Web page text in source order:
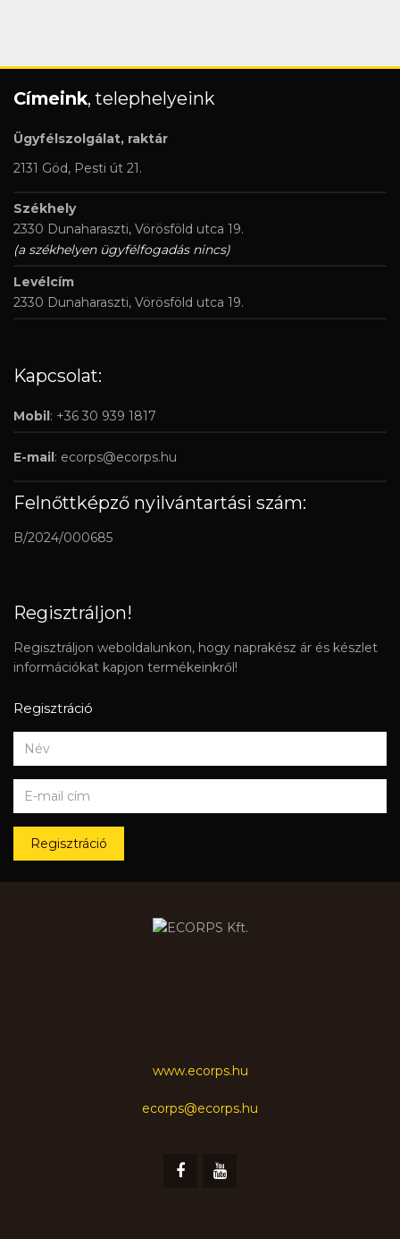
Címeink, telephelyeink
Ügyfélszolgálat, raktár
2131 Göd, Pesti út 21.
Székhely
2330 Dunaharaszti, Vörösföld utca 19.
(a székhelyen ügyfélfogadás nincs)
Levélcím
2330 Dunaharaszti, Vörösföld utca 19.
Kapcsolat:
Mobil: +36 30 939 1817
E-mail: ecorps@ecorps.hu
Felnőttképző nyilvántartási szám:
B/2024/000685
Regisztráljon!
Regisztráljon weboldalunkon, hogy naprakész ár és készlet
információkat kapjon termékeinkről!
Regisztráció
Regisztráció
www.ecorps.hu
ecorps@ecorps.hu